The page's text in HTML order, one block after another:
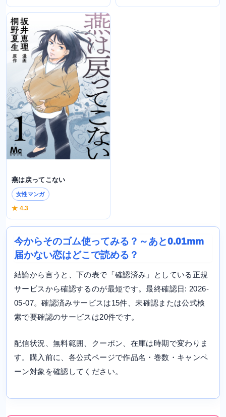
燕は戻ってこない
女性マンガ
★ 4.3
今からそのゴム使ってみる？～あと0.01mm
届かない恋はどこで読める？
結論から言うと、下の表で「確認済み」としている正規
サービスから確認するのが最短です。最終確認日: 2026-
05-07。確認済みサービスは15件、未確認または公式検
索で要確認のサービスは20件です。
配信状況、無料範囲、クーポン、在庫は時期で変わりま
す。購入前に、各公式ページで作品名・巻数・キャンペ
ーン対象を確認してください。